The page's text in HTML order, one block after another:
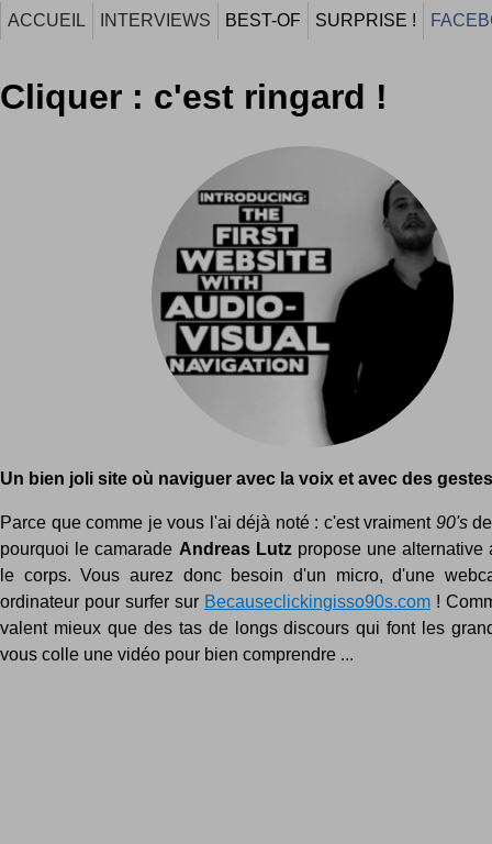
ACCUEIL INTERVIEWS BEST-OF SURPRISE !
Cliquer : c'est ringard !
Un bien joli site où naviguer avec la voix et avec des
Parce que comme je vous l'ai déjà noté : c'est vraiment 90'sde
pourquoi le camarade Andreas Lutzpropose une alternative
le corps. Vous aurez donc besoin d'un micro, d'une
ordinateur pour surfer sur Becauseclickingisso90s.com !
valent mieux que des tas de longs discours qui font les
vous colle une vidéo pour bien comprendre ...